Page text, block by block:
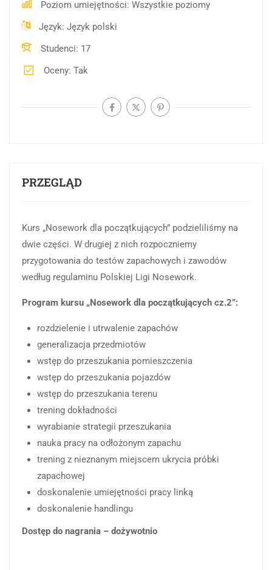
PRZEGLĄD
Kurs „Nosework dla początkujących” podzieliliśmy na
dwie części. W drugiej z nich rozpoczniemy
przygotowania do testów zapachowych i zawodów
według regulaminu Polskiej Ligi Nosework.
Program kursu „Nosework dla początkujących cz.2”:
rozdzielenie i utrwalenie zapachów
generalizacja przedmiotów
wstęp do przeszukania pomieszczenia
wstęp do przeszukania pojazdów
wstęp do przeszukania terenu
trening dokładności
wyrabianie strategii przeszukania
nauka pracy na odłożonym zapachu
trening z nieznanym miejscem ukrycia próbki
zapachowej
doskonalenie umiejętności pracy linką
doskonalenie handlingu
Dostęp do nagrania – dożywotnio
Poziom umiejętności Wszystkie poziomy
Język Język polski
Studenci 17
Oceny Tak